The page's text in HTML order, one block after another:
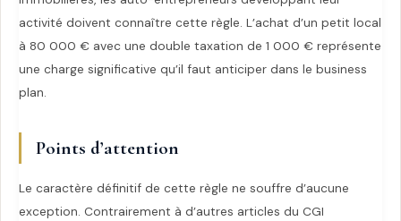
activité doivent connaître cette règle. L’achat d’un petit local
à 80 000 € avec une double taxation de 1 000 € représente
une charge significative qu’il faut anticiper dans le business
plan.
Points d’attention
Le caractère définitif de cette règle ne souffre d’aucune
exception. Contrairement à d’autres articles du CGI